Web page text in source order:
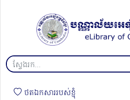
ថតឯកសាររបស់ខ្ញុំ